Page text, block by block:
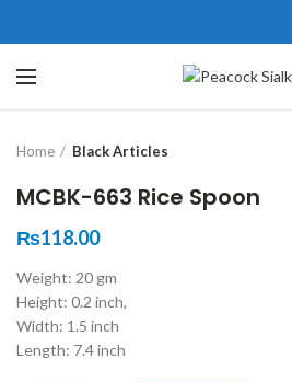
Click to enlarge
Home Black Articles
MCBK-663 Rice Spoon
₨118.00
Weight: 20 gm
Height: 0.2 inch,
Width: 1.5 inch
Length: 7.4 inch
壯陽藥台灣購物
，這不是因為缺乏性生活，而
為缺乏溝通，所以保持談話很
盾越來越大，往往這是ED的情
會變得更加嚴重。
犀利士壯陽藥線上購買
戲都可以很好的幫助你獲得一
高質量的夫妻生活。犀利士治療
鬆，便於陰莖快速充血達到滿
堅硬勃起。在醫學界和陽痿病
望下，犀利士作為新一批藥
有其優良特點。